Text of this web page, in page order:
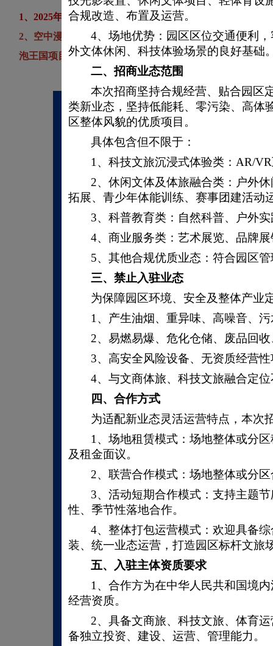
合规改造、布置及运营。
4、场地优势：园区区位交通便利
外文体休闲、科技体验场景的良好基础
二、招商业态范围
本次招商坚持合规经营、贴合园区
类新业态，坚持低能耗、零污染、高体
区整体风貌的优质项目。
具体包含但不限于：
1、科技文旅沉浸式体验类： AR/
2、休闲文体及体旅融合类：户外
拓展、青少年体能训练、赛事团建活动
3、科普教育类：自然科普、户外
4、商业服务类：艺术展览、品牌
5、其他合规优质业态：符合园区
三、禁止入驻业态
为保障园区环境、安全及整体产业
1、产生油烟、重异味、高噪音、
2、易燃易爆、危化仓储、废品回
3、高安全风险设备、无资质经营
4、与文商体旅、科技文旅融合定
四、合作方式
为适配新业态灵活运营特点，本次
1、场地租赁模式：场地整体或分
及租金面议。
2、联营合作模式：场地整体或分
3、活动短期合作模式：支持主题
性、季节性落地合作。
4、整体打包运营模式：欢迎具备
装、统一业态运营，打造园区标杆文旅
五、
入驻主体资质要求
1、合作方为在中华人民共和国境
经营资质。
2、具备文商旅、科技文旅、体育
备独立投资、建设、运营、管理能力。
1、2025年2月17日起IOI海洋世界馆闭馆，对场馆设备设
2、 空中漫游、大冲刺、激浪旋艇、果蔬部落、疯狂巴士
泡王国项目停止接待。